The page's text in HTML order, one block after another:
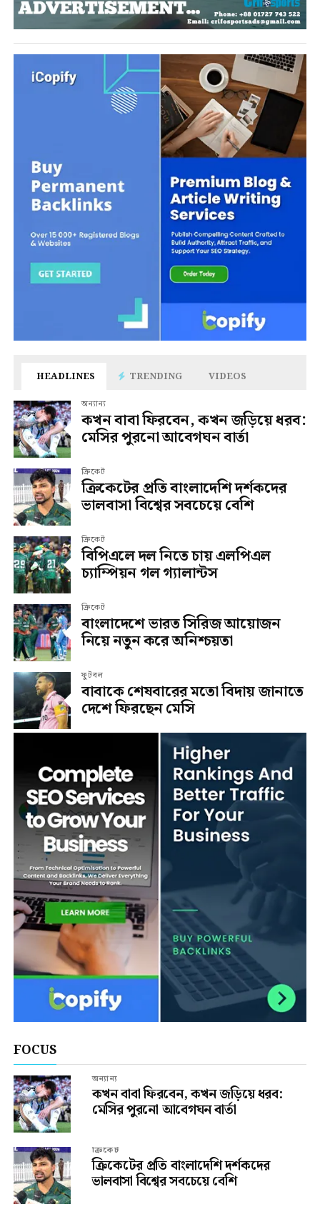
HEADLINES TRENDING VIDEOS
অন্যান্য
কখন বাবা ফিরবেন, কখন জড়িয়ে ধরব:
মেসির পুরনো আবেগঘন বার্তা
ক্রিকেট
ক্রিকেটের প্রতি বাংলাদেশি দর্শকদের
ভালবাসা বিশ্বের সবচেয়ে বেশি
ক্রিকেট
বিপিএলে দল নিতে চায় এলপিএল
চ্যাম্পিয়ন গল গ্যালান্টস
ক্রিকেট
বাংলাদেশে ভারত সিরিজ আয়োজন
নিয়ে নতুন করে অনিশ্চয়তা
ফুটবল
বাবাকে শেষবারের মতো বিদায় জানাতে
দেশে ফিরছেন মেসি
FOCUS
অন্যান্য
কখন বাবা ফিরবেন, কখন জড়িয়ে ধরব:
মেসির পুরনো আবেগঘন বার্তা
ক্রিকেট
ক্রিকেটের প্রতি বাংলাদেশি দর্শকদের
ভালবাসা বিশ্বের সবচেয়ে বেশি